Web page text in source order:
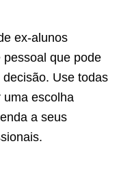
ex-alunos
que pode
Use todas
uma escolha
a seus